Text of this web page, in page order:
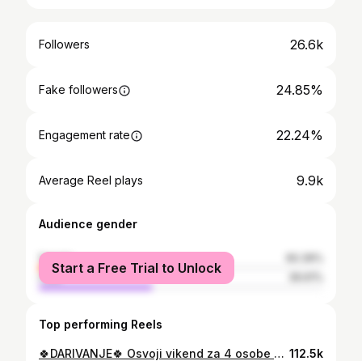
Followers 26.6k
Fake followers 24.85%
Engagement rate 22.24%
Average Reel plays 9.9k
Audience gender
female
male
Start a Free Trial to Unlock
Top performing Reels
🍀DARIVANJE🍀 Osvoji vikend za 4 osobe u luksuznoj vili u Opatiji s najljepšim panoramskim pogledom na Kvarner. Možeš birati koji vikend želiš u 10. mj. Kako sudjelovati u igri?! ✅ Zaprati @villa_tamara_opatija , @petra2404 , @bunoza_family ✅ Opali like i save na objavu ✅ Tagiraj u komentaru minimalno 3 osobe koje vodiš u vilu ✅ Podjeli objavu na svoj story Čujemo se za punih 7 dana (8.9.) kada ćemo putem aplikacije izvući sretnog dobitnika/cu. Do tada sretno svima🍀🍀 112.5k